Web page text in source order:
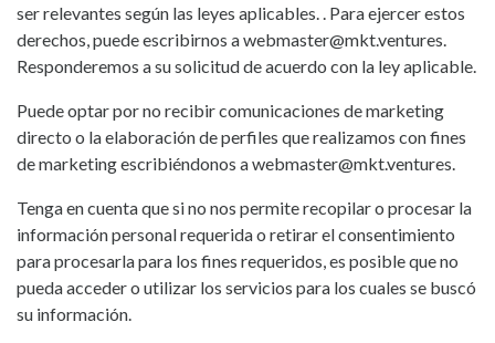
ser relevantes según las leyes aplicables. . Para ejercer estos
derechos, puede escribirnos awebmaster@mkt.ventures
Responderemos a su solicitud de acuerdo con la ley aplicable.
Puede optar por no recibir comunicaciones de marketing
directo o la elaboración de perfiles que realizamos con fines
de marketing escribiéndonos awebmaster@mkt.ventures
Tenga en cuenta que si no nos permite recopilar o procesar la
información personal requerida o retirar el consentimiento
para procesarla para los fines requeridos, es posible que no
pueda acceder o utilizar los servicios para los cuales se buscó
su información.